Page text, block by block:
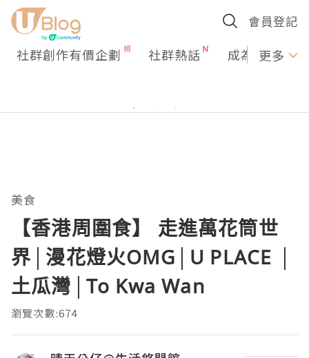
會員登記
社群創作有價企劃 社群熱話 成為U更多
美食
【香港周圍食】 走進萬花筒世
界│漫花燈火OMG│U PLACE │
土瓜灣│To Kwa Wan
瀏覽次數:674